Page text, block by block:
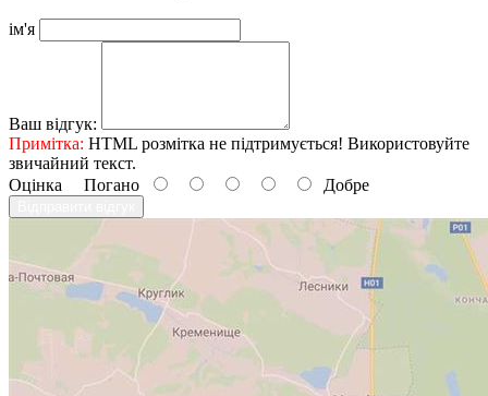
ім'я
Ваш відгук:
Примітка: HTML розмітка не підтримується! Використовуйте
звичайний текст.
Оцінка Погано Добре